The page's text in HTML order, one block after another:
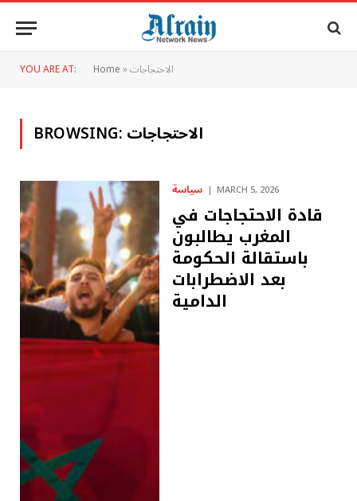
YOU ARE AT: Home»الاحتجاجات
BROWSING:الاحتجاجات
سياسة MARCH 5, 2026
قادة الاحتجاجات في
المغرب يطالبون
باستقالة الحكومة
بعد الاضطرابات
الدامية